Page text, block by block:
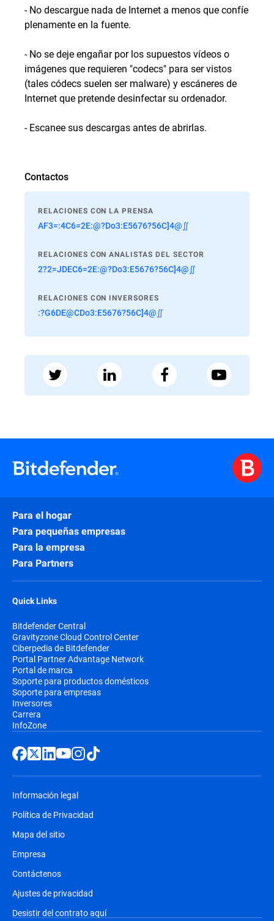
- No descargue nada de Internet a menos que confíe
plenamente en la fuente.
- No se deje engañar por los supuestos vídeos o
imágenes que requieren "codecs" para ser vistos
(tales códecs suelen ser malware) y escáneres de
Internet que pretende desinfectar su ordenador.
- Escanee sus descargas antes de abrirlas.
Contactos
RELACIONES CON LA PRENSA
AF3=:4C6=2E:@?Do3:E5676?56C]4@∬
RELACIONES CON ANALISTAS DEL SECTOR
2?2=JDEC6=2E:@?Do3:E5676?56C]4@∬
RELACIONES CON INVERSORES
:?G6DE@CDo3:E5676?56C]4@∬
Para el hogar
Para pequeñas empresas
Para la empresa
Para Partners
Quick Links
Bitdefender Central
Gravityzone Cloud Control Center
Ciberpedia de Bitdefender
Portal Partner Advantage Network
Portal de marca
Soporte para productos domésticos
Soporte para empresas
Inversores
Carrera
InfoZone
Información legal
Política de Privacidad
Mapa del sitio
Empresa
Contáctenos
Ajustes de privacidad
Desistir del contrato aquí